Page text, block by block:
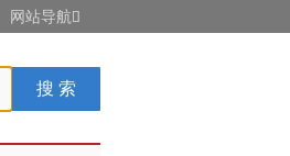
网站导航